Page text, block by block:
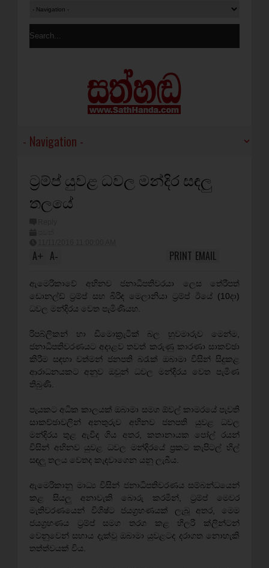
ට්‍රම්ප් යුවළ ධවල මන්දිර සඳලු
තලයේ
A+ A- EMAIL
PRINT
ඇමෙරිකාවේ අභිනව ජනාධිපතිවරයා ලෙස තේරීපත්
ඩොනල්ඩ් ට්‍රම්ප් සහ බිරිඳ මෙලානියා ට්‍රම්ප් ඊයේ (10දා)
ධවල මන්දිරය වෙත පැමිණියහ.
රිපබ්ලිකන් හා ඩිමොක්‍රැටික් බල හුවමාරුව මෙන්ම,
ජනාධිපතිවරණයට අදාළව තවත් කරුණු කාරණා සාකච්ඡා
කිරීම සඳහා වත්මන් ජනපති බරැක් ඔබාමා විසින් සිදුකළ
ආරාධනයකට අනුව ඔවුන් ධවල මන්දිරය වෙත පැමිණ
තිබුණි.
පැයකට අධික කාලයක් ඔබාමා සමග ඕවල් කාමරයේ පැවති
සාකච්ඡාවලින් අනතුරුව අභිනව ජනපති යුවළ ධවල
මන්දිරය තුළ ඇවිද ගිය අතර, කතානායක පෝල් රයන්
විසින් අභිනව යුවළ ධවල මන්දිරයේ ප්‍රකට කැපිටල් හිල්
සඳලු තලය වෙතද කැඳවාගෙන යනු ලැබීය.
ඇමෙරිකානු මාධ්‍ය විසින් ජනාධිපතිවරණය සම්බන්ධයෙන්
කළ සියලු අනාවැකි බොරු කරමින්, ට්‍රම්ප් මෙවර
මැතිවරණයෙන් විශිෂ්ට ජයග්‍රහණයක් ලැබූ අතර, මෙම
ජයග්‍රහණය ට්‍රම්ප් සමග තරග කළ හිලරි ක්ලින්ටන්
වෙනුවෙන් සහාය දැක්වූ ඔබාමා යුවළටද දරාගත නොහැකි
තත්ත්වයක් විය.